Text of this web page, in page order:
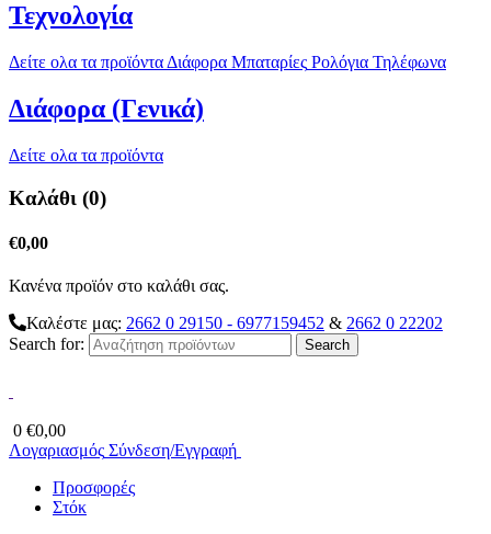
Τεχνολογία
Δείτε ολα τα προϊόντα Διάφορα Μπαταρίες Ρολόγια Τηλέφωνα
Διάφορα (Γενικά)
Δείτε ολα τα προϊόντα
Καλάθι (0)
€0,00
Κανένα προϊόν στο καλάθι σας.
Καλέστε μας: 2662 0 29150 - 6977159452 & 2662 0 22202
Search for:
0 €0,00
Λογαριασμός Σύνδεση/Εγγραφή
Προσφορές
Στόκ